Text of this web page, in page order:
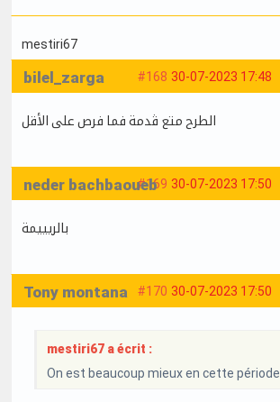
mestiri67
#168 30-07-2023 17:48
bilel_zarga
الطرح متع ڤدمة فما فرص على الأقل
#169 30-07-2023 17:50
neder bachbaoueb
بالريييمة
#170 30-07-2023 17:50
Tony montana
mestiri67 a écrit :
On est beaucoup mieux en cette période